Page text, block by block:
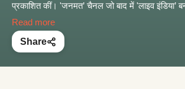
प्रकाशित कीं। 'जनमत’ चैनल जो बाद में 'लाइव इंडिया’
खेली। मराठी चैनल 'मी मराठी’ से भी जुड़े। अपराध जगत
का लाभ हॉलैंड के मशहूर चैनल 'ईओ’ तथा 'एपिक’ भी उठा चुके हैं।
किताबें—‘मुंभाई’, ‘मुंभाई रिटर्न्स’ और ‘खेल खल्लास’ है।
Read more
Share